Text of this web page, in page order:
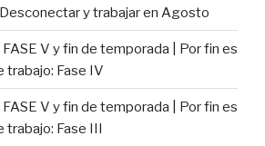
Desconectar y trabajar en Agosto
V y fin de temporada | Por fin es
trabajo: Fase IV
V y fin de temporada | Por fin es
trabajo: Fase III